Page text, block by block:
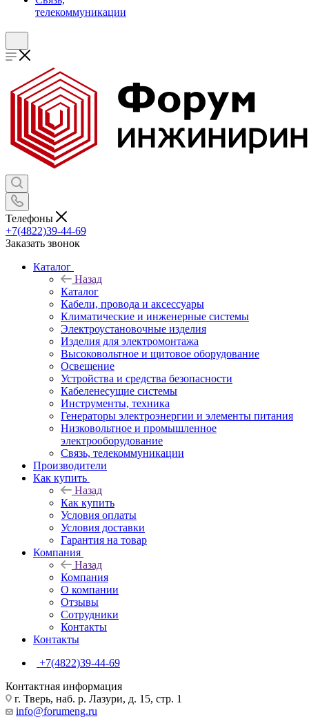
телекоммуникации
Телефоны
+7(4822)39-44-69
Заказать звонок
Каталог
Назад
Каталог
Кабели, провода и аксессуары
Климатические и инженерные системы
Электроустановочные изделия
Изделия для электромонтажа
Высоковольтное и щитовое оборудование
Освещение
Устройства и средства безопасности
Кабеленесущие системы
Инструменты, техника
Генераторы электроэнергии и элементы питания
Низковольтное и промышленное
электрооборудование
Связь, телекоммуникации
Производители
Как купить
Назад
Как купить
Условия оплаты
Условия доставки
Гарантия на товар
Компания
Назад
Компания
О компании
Отзывы
Сотрудники
Контакты
Контакты
+7(4822)39-44-69
Контактная информация
г. Тверь, наб. р. Лазури, д. 15, стр. 1
info@forumeng.ru